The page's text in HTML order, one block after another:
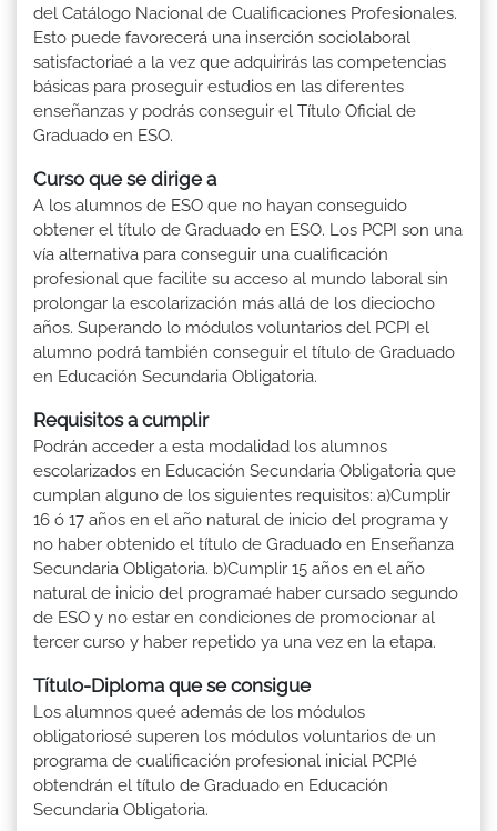
del Catálogo Nacional de Cualificaciones Profesionales.
Esto puede favorecerá una inserción sociolaboral
satisfactoriaé a la vez que adquirirás las competencias
básicas para proseguir estudios en las diferentes
enseñanzas y podrás conseguir el Título Oficial de
Graduado en ESO.
Curso que se dirige a
A los alumnos de ESO que no hayan conseguido
obtener el título de Graduado en ESO. Los PCPI son una
vía alternativa para conseguir una cualificación
profesional que facilite su acceso al mundo laboral sin
prolongar la escolarización más allá de los dieciocho
años. Superando lo módulos voluntarios del PCPI el
alumno podrá también conseguir el título de Graduado
en Educación Secundaria Obligatoria.
Requisitos a cumplir
Podrán acceder a esta modalidad los alumnos
escolarizados en Educación Secundaria Obligatoria que
cumplan alguno de los siguientes requisitos: a)Cumplir
16 ó 17 años en el año natural de inicio del programa y
no haber obtenido el título de Graduado en Enseñanza
Secundaria Obligatoria. b)Cumplir 15 años en el año
natural de inicio del programaé haber cursado segundo
de ESO y no estar en condiciones de promocionar al
tercer curso y haber repetido ya una vez en la etapa.
Título-Diploma que se consigue
Los alumnos queé además de los módulos
obligatoriosé superen los módulos voluntarios de un
programa de cualificación profesional inicial PCPIé
obtendrán el título de Graduado en Educación
Secundaria Obligatoria.